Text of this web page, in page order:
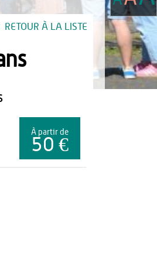
RETOUR À LA LISTE
À partir de
50 €